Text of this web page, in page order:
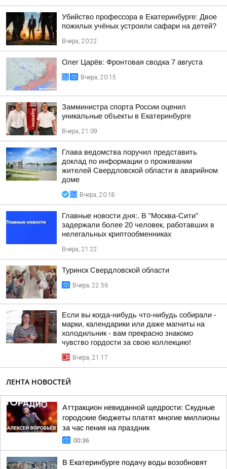
Убийство профессора в Екатеринбурге: Двое
пожилых учёных устроили сафари на детей?
Вчера, 20:22
Олег Царёв: Фронтовая сводка 7 августа
Вчера, 20:15
Замминистра спорта России оценил
уникальные объекты в Екатеринбурге
Вчера, 21:09
Глава ведомства поручил представить
доклад по информации о проживании
жителей Свердловской области в аварийном
доме
Вчера, 20:18
Главные новости дня:. В "Москва-Сити"
задержали более 20 человек, работавших в
нелегальных криптообменниках
Вчера, 21:22
Туринск Свердловской области
Вчера, 22:56
Если вы когда-нибудь что-нибудь собирали -
марки, календарики или даже магниты на
холодильник - вам прекрасно знакомо
чувство гордости за свою коллекцию!
Вчера, 21:17
ЛЕНТА НОВОСТЕЙ
Аттракцион невиданной щедрости: Скудные
городские бюджеты платят многие миллионы
за час пения на праздник
00:36
В Екатеринбурге подачу воды возобновят